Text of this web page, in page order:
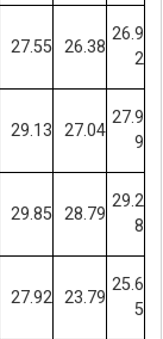
27.55 26.38
26.9
2
29.13 27.04
27.9
9
29.85 28.79
29.2
8
27.92 23.79
25.6
5